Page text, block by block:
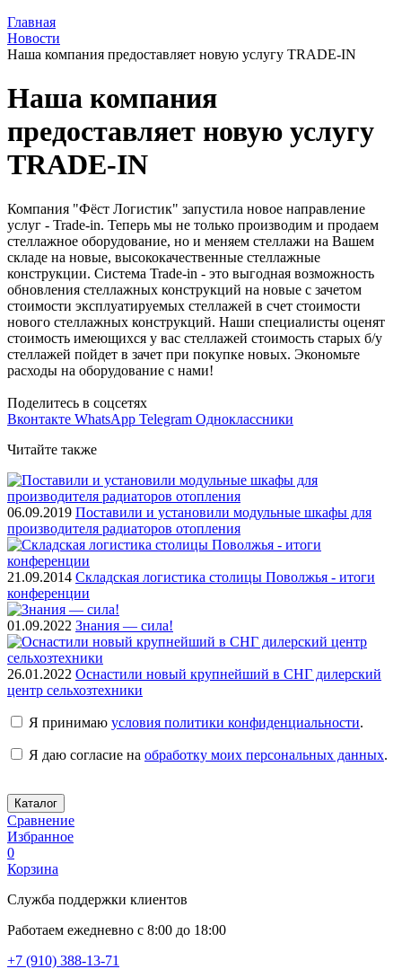
Главная
Новости
Наша компания предоставляет новую услугу TRADE-IN
Наша компания
предоставляет новую услугу
TRADE-IN
Компания "Фёст Логистик" запустила новое направление
услуг - Trade-in. Теперь мы не только производим и продаем
стеллажное оборудование, но и меняем стеллажи на Вашем
складе на новые, высококачественные стеллажные
конструкции. Система Trade-in - это выгодная возможность
обновления стеллажных конструкций на новые с зачетом
стоимости эксплуатируемых стеллажей в счет стоимости
нового стеллажных конструкций. Наши специалисты оценят
стоимость имеющихся у вас стеллажей стоимость старых б/у
стеллажей пойдет в зачет при покупке новых. Экономьте
расходы на оборудование с нами!
Поделитесь в соцсетях
Вконтакте WhatsApp Telegram Одноклассники
Читайте также
06.09.2019 Поставили и установили модульные шкафы для
производителя радиаторов отопления
21.09.2014 Складская логистика столицы Поволжья - итоги
конференции
01.09.2022 Знания — сила!
26.01.2022 Оснастили новый крупнейший в СНГ дилерский
центр сельхозтехники
Я принимаю условия политики конфиденциальности.
Я даю согласие на обработку моих персональных данных.
Каталог
Сравнение
Избранное
0
Корзина
Служба поддержки клиентов
Работаем ежедневно с 8:00 до 18:00
+7 (910) 388-13-71